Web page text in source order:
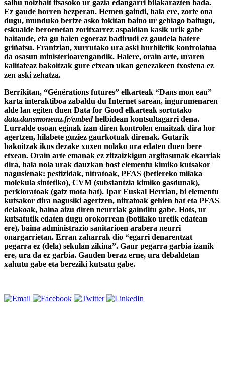
salbu noizbait itsasoko ur gazia edangarri bilakarazten bada.
Ez gaude horren bezperan. Hemen gaindi, hala ere, zorte ona
dugu, munduko bertze asko tokitan baino ur gehiago baitugu,
eskualde beroenetan zoritxarrez aspaldian kasik urik gabe
baitaude, eta gu haien egoeraz badirudi ez gaudela batere
griñatsu. Frantzian, xurrutako ura aski hurbiletik kontrolatua
da osasun ministerioarengandik. Halere, orain arte, uraren
kalitateaz bakoitzak gure etxean ukan genezakeen txostena ez
zen aski zehatza.
Berrikitan, “Générations futures” elkarteak “Dans mon eau”
karta interaktiboa zabaldu du Internet sarean, ingurumenaren
alde lan egiten duen Data for Good elkarteak sortutako
data.dansmoneau.fr/embedhelbidean kontsultagarri dena.
Lurralde osoan eginak izan diren kontrolen emaitzak dira hor
agertzen, hilabete guziez gaurkotuak direnak. Gutarik
bakoitzak ikus dezake xuxen nolako ura edaten duen bere
etxean. Orain arte emanak ez zitzaizkigun argitasunak ekarriak
dira, hala nola urak dauzkan bost elementu kimiko kutsakor
nagusienak: pestizidak, nitratoak, PFAS (betiereko milaka
molekula sintetiko), CVM (substantzia kimiko gasdunak),
perkloratoak (gatz mota bat). Ipar Euskal Herrian, bi elementu
kutsakor dira nagusiki agertzen, nitratoak gehien bat eta PFAS
delakoak, baina aizu diren neurriak gainditu gabe. Hots, ur
kutsatutik edaten dugu orokorrean (botilako uretik edatean
ere), baina administrazio sanitarioen arabera neurri
onargarrietan. Erran zaharrak dio “egarri denarentzat
pegarra ez (dela) sekulan zikina”. Gaur pegarra garbia izanik
ere, ura da ez garbia. Gauden beraz erne, ura debaldetan
xahutu gabe eta bereziki kutsatu gabe.